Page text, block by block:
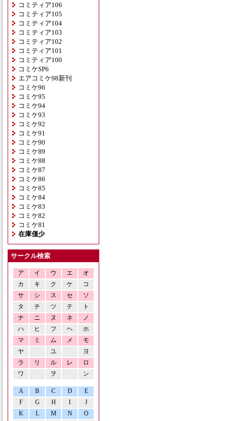
コミティア106
コミティア105
コミティア104
コミティア103
コミティア102
コミティア101
コミティア100
コミケSP6
エアコミケ98新刊
コミケ96
コミケ95
コミケ94
コミケ93
コミケ92
コミケ91
コミケ90
コミケ89
コミケ88
コミケ87
コミケ86
コミケ85
コミケ84
コミケ83
コミケ82
コミケ81
在庫僅少
サークル検索
ア イ ウ エ
オ
カ
キ ク ケ
コ
サ
シ ス セ
ソ
タ
チ ツ テ
ト
ナ
ニ ヌ ネ
ノ
ハ
ヒ フ ヘ
ホ
マ
ミ ム メ
モ
ヤ
ユ
ヨ
ラ
リ ル レ
ロ
ワ
ヲ ン
A B C D
E
F
G H I
J
K
L M N O